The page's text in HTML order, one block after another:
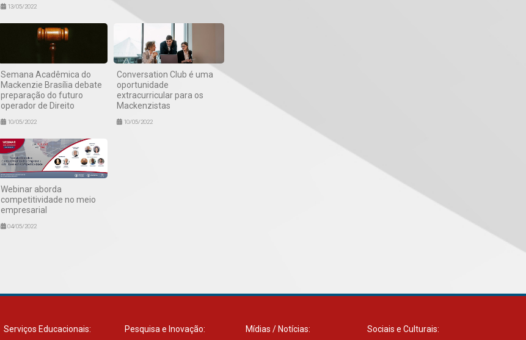
13/05/2022
Semana Acadêmica do
Mackenzie Brasília debate
preparação do futuro
operador de Direito
10/05/2022
Conversation Club é uma
oportunidade
extracurricular para os
Mackenzistas
10/05/2022
Webinar aborda
competitividade no meio
empresarial
04/05/2022
Professora do Mackenzie é
com obra sobre ética e
arquitetura contemporânea
Oncologista do HUEM
Serviços Educacionais:
Pesquisa e Inovação:
Mídias / Notícias:
Sociais e Culturais: